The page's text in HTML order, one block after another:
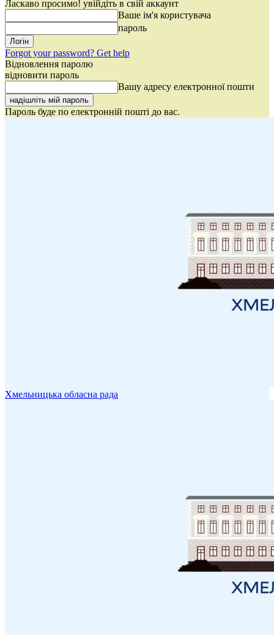
Ласкаво просимо! увійдіть в свій аккаунт
Ваше ім'я користувача
пароль
Forgot your password? Get help
Відновлення паролю
відновити пароль
Вашу адресу електронної пошти
Пароль буде по електронній пошті до вас.
Хмельницька обласна рада